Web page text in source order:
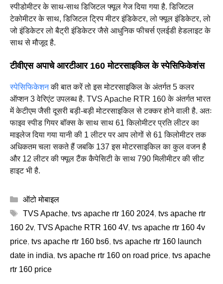
स्पीडोमीटर के साथ-साथ डिजिटल फ्यूल गेज दिया गया है. डिजिटल
टेकोमीटर के साथ, डिजिटल ट्रिप मीटर इंडिकेटर, लो फ्यूल इंडिकेटर, लो
जो इंडिकेटर लो बैट्री इंडिकेटर जैसे आधुनिक फीचर्स एलईडी हेडलाइट के
साथ से मौजूद है.
टीवीएस अपाचे आरटीआर 160 मोटरसाइकिल के स्पेसिफिकेशंस
स्पेसिफिकेशनकी बात करें तो इस मोटरसाइकिल के अंतर्गत 5 कलर
ऑप्शन 3 वेरिएंट उपलब्ध है. TVS Apache RTR 160 के अंतर्गत भारत
में केटीएम जैसी दूसरी बड़ी-बड़ी मोटरसाइकिल से टक्कर होने वाली है. अतः
फाइव स्पीड गियर बॉक्स के साथ साथ 61 किलोमीटर प्रति लीटर का
माइलेज दिया गया यानी की 1 लीटर पर आप लोगों से 61 किलोमीटर तक
अधिकतम चला सकते हैं जबकि 137 इस मोटरसाइकिल का कुल वजन है
और 12 लीटर की फ्यूल टैंक कैपेसिटी के साथ 790 मिलीमीटर की सीट
हाइट भी है.
Categories
ऑटो मोबाइल
Tags
TVS Apache, tvs apache rtr 160 2024, tvs apache rtr
160 2v, TVS Apache RTR 160 4V, tvs apache rtr 160 4v
price, tvs apache rtr 160 bs6, tvs apache rtr 160 launch
date in india, tvs apache rtr 160 on road price, tvs apache
rtr 160 price